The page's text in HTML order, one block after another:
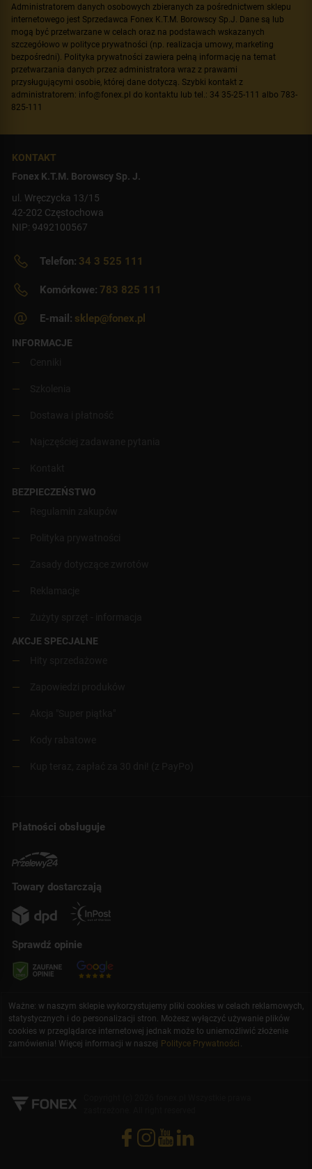
Administratorem danych osobowych zbieranych za pośrednictwem sklepu
internetowego jest Sprzedawca Fonex K.T.M. Borowscy Sp.J. Dane są lub
mogą być przetwarzane w celach oraz na podstawach wskazanych
szczegółowo w polityce prywatności (np. realizacja umowy, marketing
bezpośredni). Polityka prywatności zawiera pełną informację na temat
przetwarzania danych przez administratora wraz z prawami
przysługującymi osobie, której dane dotyczą. Szybki kontakt z
administratorem: info@fonex.pl do kontaktu lub tel.: 34 35-25-111 albo 783-
825-111
KONTAKT
Fonex K.T.M. Borowscy Sp. J.
ul. Wręczycka 13/15
42-202 Częstochowa
NIP: 9492100567
Telefon: 34 3 525 111
Komórkowe: 783 825 111
E-mail: sklep@fonex.pl
INFORMACJE
BEZPIECZEŃSTWO
AKCJE SPECJALNE
Płatności obsługuje
Towary dostarczają
Sprawdź opinie
Ważne: w naszym sklepie wykorzystujemy pliki cookies w celach reklamowych,
statystycznych i do personalizacji stron. Możesz wyłączyć używanie plików
cookies w przeglądarce internetowej jednak może to uniemożliwić złożenie
zamówienia! Więcej informacji w naszej Polityce Prywatności .